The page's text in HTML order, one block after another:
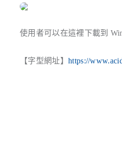
使用者可以在這裡下載到
【字型網址】 https://